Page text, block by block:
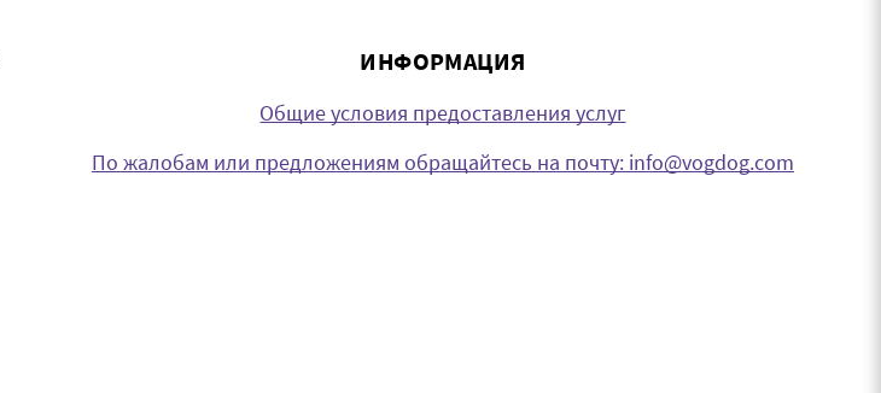
ИНФОРМАЦИЯ
Общие условия предоставления услуг
По жалобам или предложениям обращайтесь на почту: info@vogdog.com